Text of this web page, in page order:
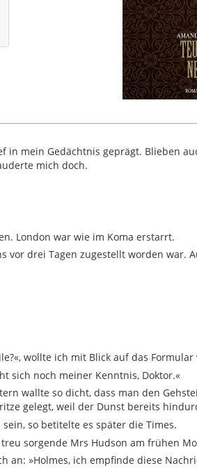
in mein Gedächtnis geprägt. Blieben
mich doch.
London war wie im Koma erstarrt.
vor drei Tagen zugestellt worden war.
wollte ich mit Blick auf das Formular
sich noch meiner Kenntnis, Doktor.«
wallte so dicht, dass man den
gelegt, weil der Dunst bereits
so betitelte es später die Times.
sorgende Mrs Hudson am frühen
an: »Holmes, ich empfinde diese